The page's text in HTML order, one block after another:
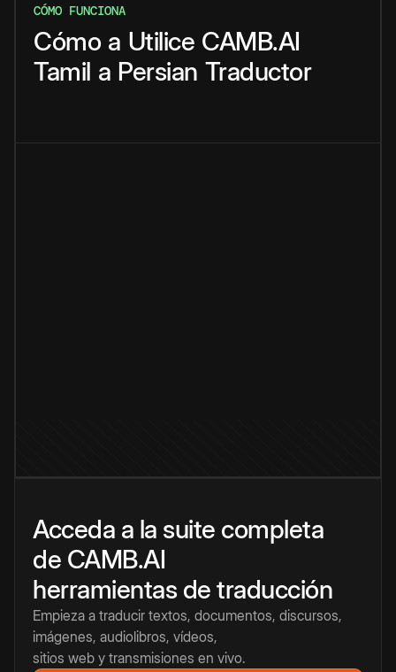
CÓMO FUNCIONA
Cómo a Utilice CAMB.AI
Tamil a Persian Traductor
Acceda a la suite completa
de CAMB.AI
herramientas de traducción
Empieza a traducir textos, documentos, discursos,
imágenes, audiolibros, vídeos,
sitios web y transmisiones en vivo.